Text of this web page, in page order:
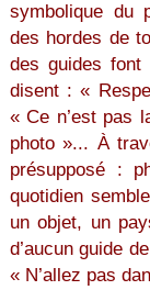
symbolique du
des hordes de
des guides font
disent : «
« Ce n’est pas
photo »... À
présupposé :
quotidien
un objet, un
d’aucun guide
« N’allez pas